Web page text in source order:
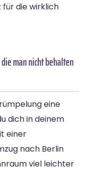
die wirklich
man nicht behalten
eine
dich in deinem
einer
nach Berlin
viel leichter